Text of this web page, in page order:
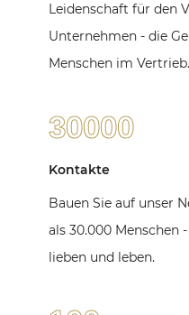
Leidenschaft für den
Unternehmen - die
Menschen im Vertrieb.
30000
Kontakte
Bauen Sie auf unser
als 30.000 Menschen
lieben und leben.